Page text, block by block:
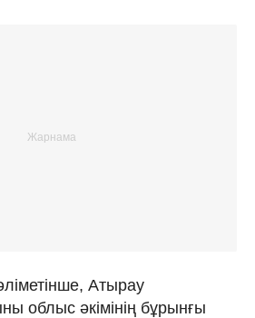
Атырау
облыс әкімінің бұрынғы